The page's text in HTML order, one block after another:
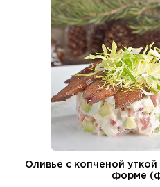
Оливье с копченой
форме